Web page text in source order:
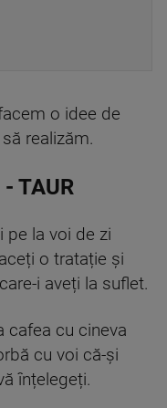
o idee de
realizăm.
TAUR
pe la voi de zi
o tratație și
i aveți la suflet.
cafea cu cineva
cu voi că-și
înțelegeți.